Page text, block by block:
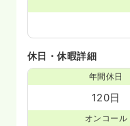
休日・休暇詳細
年間休日
120日
オンコール